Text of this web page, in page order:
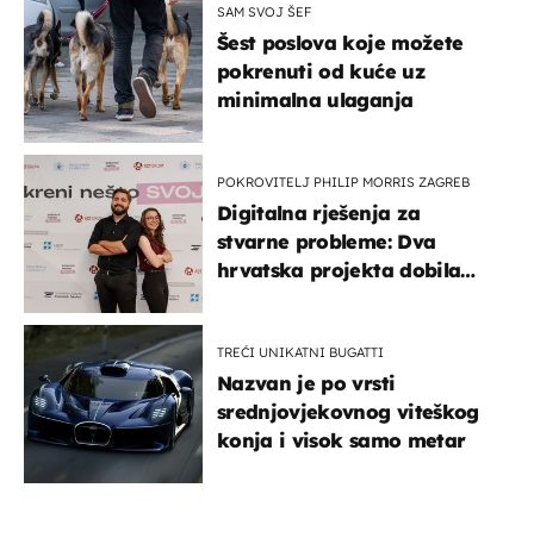
SAM SVOJ ŠEF
Šest poslova koje možete
pokrenuti od kuće uz
minimalna ulaganja
POKROVITELJ PHILIP MORRIS ZAGREB
Digitalna rješenja za
stvarne probleme: Dva
hrvatska projekta dobila
TREĆI UNIKATNI BUGATTI
Nazvan je po vrsti
srednjovjekovnog viteškog
konja i visok samo metar